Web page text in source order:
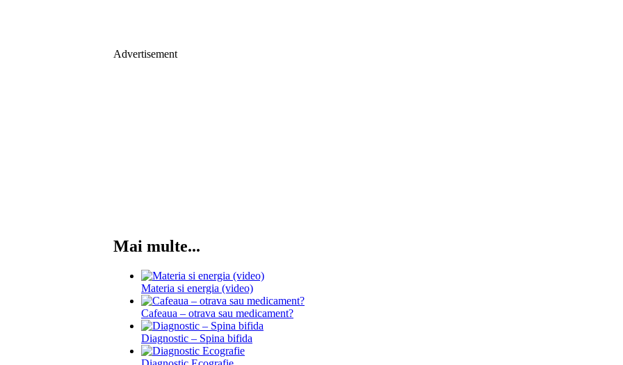
Advertisement
Mai multe...
Materia si energia (video)
Cafeaua – otrava sau medicament?
Diagnostic – Spina bifida